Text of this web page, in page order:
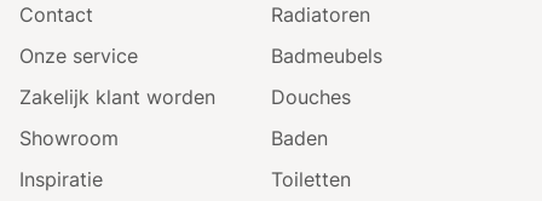
Contact
Onze service
Zakelijk klant worden
Showroom
Inspiratie
Radiatoren
Badmeubels
Douches
Baden
Toiletten